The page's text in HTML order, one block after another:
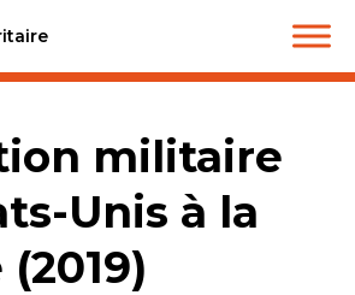
militaire
Unis à la